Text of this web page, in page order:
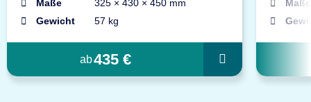
Maße
325 × 430 × 450 mm
Gewicht
57 kg
ab435 €
Maße